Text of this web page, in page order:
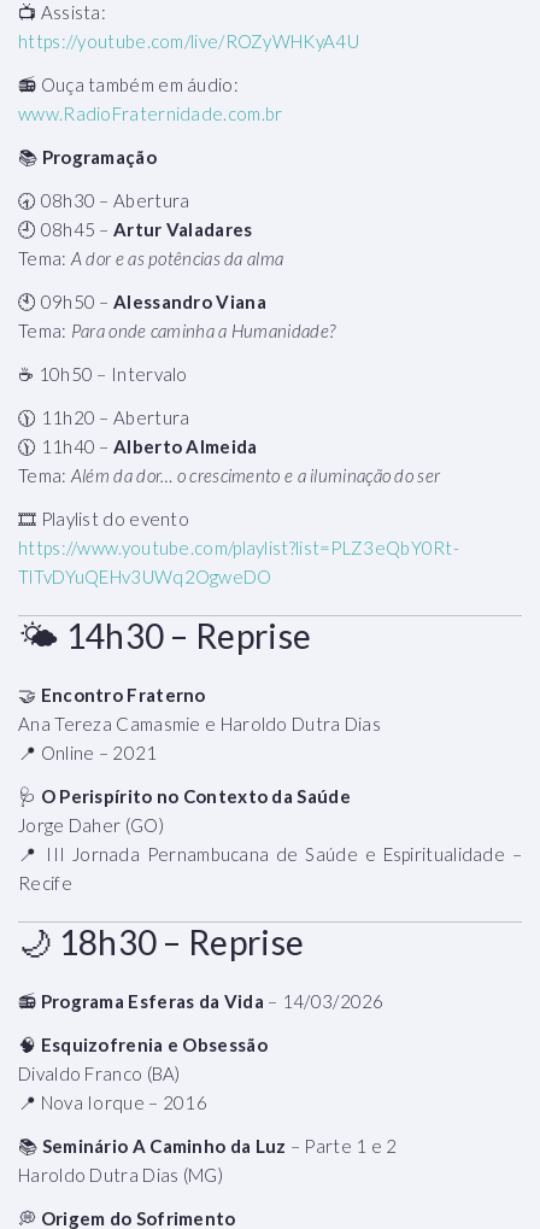
📺 Assista:
https://youtube.com/live/ROZyWHKyA4U
📻 Ouça também em áudio:
www.RadioFraternidade.com.br
📚 Programação
🕣 08h30 – Abertura
🕘 08h45 – Artur Valadares
Tema: A dor e as potências da alma
🕙 09h50 – Alessandro Viana
Tema: Para onde caminha a Humanidade?
☕ 10h50 – Intervalo
🕦 11h20 – Abertura
🕦 11h40 – Alberto Almeida
Tema: Além da dor… o crescimento e a iluminação do ser
🎞 Playlist do evento
https://www.youtube.com/playlist?list=PLZ3eQbY0Rt-
TlTvDYuQEHv3UWq2OgweDO
🌤 14h30 – Reprise
🤝 Encontro Fraterno
Ana Tereza Camasmie e Haroldo Dutra Dias
📍 Online – 2021
🩺 O Perispírito no Contexto da Saúde
Jorge Daher (GO)
📍 III Jornada Pernambucana de Saúde e Espiritualidade –
Recife
🌙 18h30 – Reprise
📻 Programa Esferas da Vida – 14/03/2026
🧠 Esquizofrenia e Obsessão
Divaldo Franco (BA)
📍 Nova Iorque – 2016
📚 Seminário A Caminho da Luz – Parte 1 e 2
Haroldo Dutra Dias (MG)
💭 Origem do Sofrimento